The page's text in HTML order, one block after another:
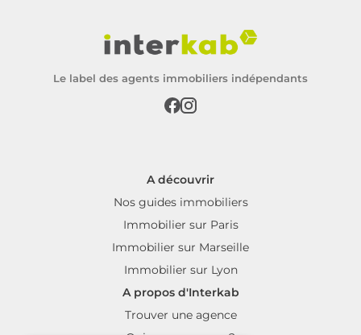
Le label des agents immobiliers indépendants
A découvrir
Nos guides immobiliers
Immobilier sur Paris
Immobilier sur Marseille
Immobilier sur Lyon
A propos d'Interkab
Trouver une agence